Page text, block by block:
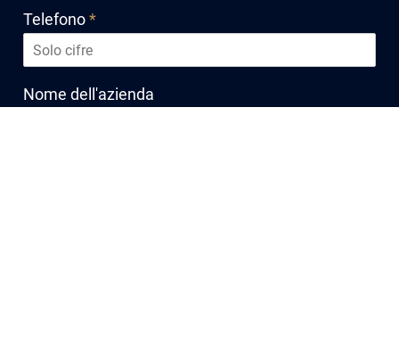
Telefono *
Nome dell'azienda